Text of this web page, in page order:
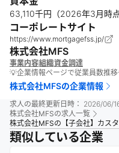
63,110千円（2026年3月時点
コーポレートサイト
https://www.mortgagefss.jp/
株式会社MFS
事業内容組織資金調達
💡企業情報ページで従業員数推
株式会社MFSの企業情報
求人の最終更新日時： 2026/06/
株式会社MFSの求人一覧
株式会社MFSの【子会社】カス
類似している企業